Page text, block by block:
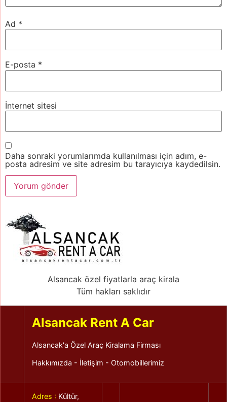
Ad *
E-posta *
İnternet sitesi
Daha sonraki yorumlarımda kullanılması için adım, e-
posta adresim ve site adresim bu tarayıcıya kaydedilsin.
Alsancak özel fiyatlarla araç kirala
Tüm hakları saklıdır
Alsancak Rent A Car
Alsancak'a Özel Araç Kiralama Firması
Hakkımızda - İletişim - Otomobillerimiz
Adres : Kültür,